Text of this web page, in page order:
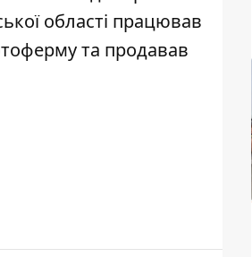
області працював
та продавав